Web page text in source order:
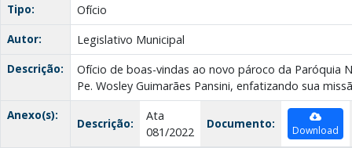
Tipo:
Ofício
Autor:
Legislativo Municipal
Descrição:
Ofício de boas-vindas ao novo pároco da Paróquia
Pe. Wosley Guimarães Pansini, enfatizando sua
Anexo(s):
Descrição:
Ata
081/2022
Documento: Download